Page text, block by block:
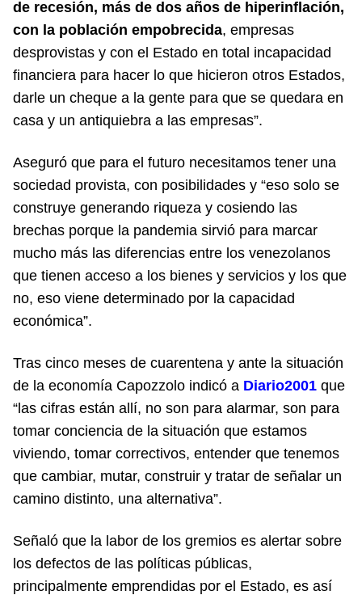
de recesión, más de dos años de hiperinflación,
con la población empobrecida, empresas
desprovistas y con el Estado en total incapacidad
financiera para hacer lo que hicieron otros Estados,
darle un cheque a la gente para que se quedara en
casa y un antiquiebra a las empresas”.
Aseguró que para el futuro necesitamos tener una
sociedad provista, con posibilidades y “eso solo se
construye generando riqueza y cosiendo las
brechas porque la pandemia sirvió para marcar
mucho más las diferencias entre los venezolanos
que tienen acceso a los bienes y servicios y los que
no, eso viene determinado por la capacidad
económica”.
Tras cinco meses de cuarentena y ante la situación
de la economía Capozzolo indicó a Diario2001 que
“las cifras están allí, no son para alarmar, son para
tomar conciencia de la situación que estamos
viviendo, tomar correctivos, entender que tenemos
que cambiar, mutar, construir y tratar de señalar un
camino distinto, una alternativa”.
Señaló que la labor de los gremios es alertar sobre
los defectos de las políticas públicas,
principalmente emprendidas por el Estado, es así